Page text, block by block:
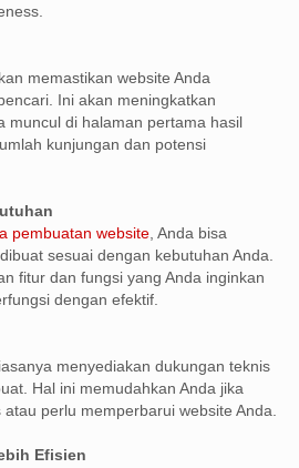
memastikan website Anda
Ini akan meningkatkan
muncul di halaman pertama hasil
kunjungan dan potensi
pembuatan website , Anda bisa
sesuai dengan kebutuhan Anda.
fitur dan fungsi yang Anda inginkan
dengan efektif.
menyediakan dukungan teknis
Hal ini memudahkan Anda jika
perlu memperbarui website Anda.
Efisien